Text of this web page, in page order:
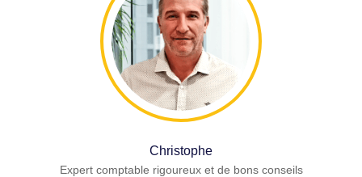
Christophe
Expert comptable rigoureux et de bons conseils